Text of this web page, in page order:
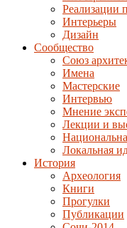
Реализации
Интерьеры
Дизайн
Сообщество
Союз
Имена
Мастерские
Интервью
Мнение
Лекции и
Локальная
История
Археология
Книги
Прогулки
Публикации